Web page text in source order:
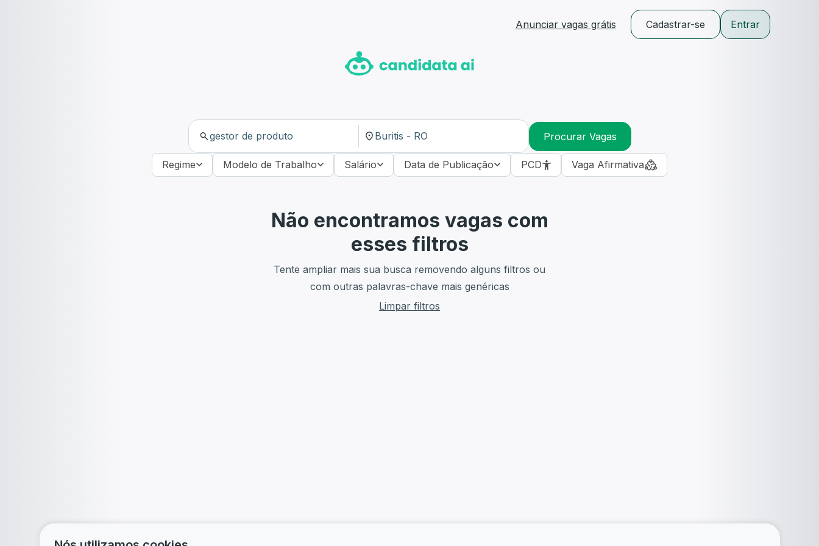
Anunciar vagas grátis Cadastrar-se Entrar
Procurar Vagas
Regime Modelo de Trabalho Salário Data de Publicação PCD Vaga Afirmativa
Não encontramos vagas com
esses filtros
Tente ampliar mais sua busca removendo alguns filtros ou
com outras palavras-chave mais genéricas
Limpar filtros